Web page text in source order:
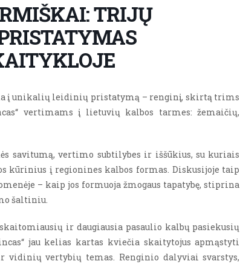
TRIJŲ
į unikalių leidinių pristatymą – renginį, skirtą trims
vertimams į lietuvių kalbos tarmes: žemaičių,
savitumą, vertimo subtilybes ir iššūkius, su kuriais
kūrinius į regionines kalbos formas. Diskusijoje taip
– kaip jos formuoja žmogaus tapatybę, stiprina
šaltiniu.
ir daugiausia pasaulio kalbų pasiekusių
jau kelias kartas kviečia skaitytojus apmąstyti
vidinių vertybių temas. Renginio dalyviai svarstys,